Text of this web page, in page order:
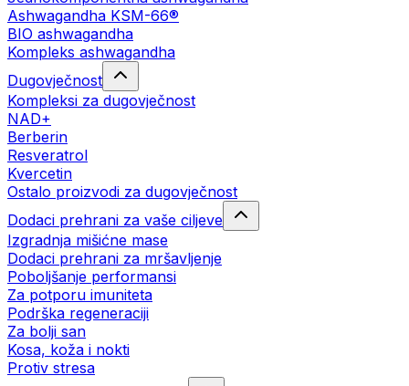
Ashwagandha KSM-66®
BIO ashwagandha
Kompleks ashwagandha
Dugovječnost
Kompleksi za dugovječnost
NAD+
Berberin
Resveratrol
Kvercetin
Ostalo proizvodi za dugovječnost
Dodaci prehrani za vaše ciljeve
Izgradnja mišićne mase
Dodaci prehrani za mršavljenje
Poboljšanje performansi
Za potporu imuniteta
Podrška regeneraciji
Za bolji san
Kosa, koža i nokti
Protiv stresa